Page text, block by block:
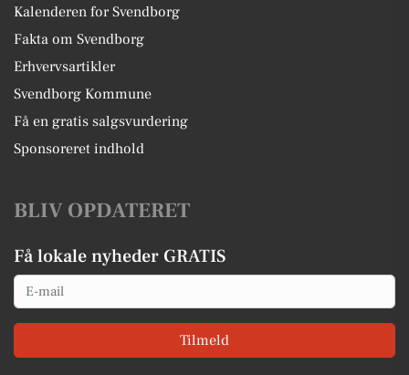
Kalenderen for Svendborg
Fakta om Svendborg
Erhvervsartikler
Svendborg Kommune
Få en gratis salgsvurdering
Sponsoreret indhold
BLIV OPDATERET
Få lokale nyheder GRATIS
Email
Tilmeld